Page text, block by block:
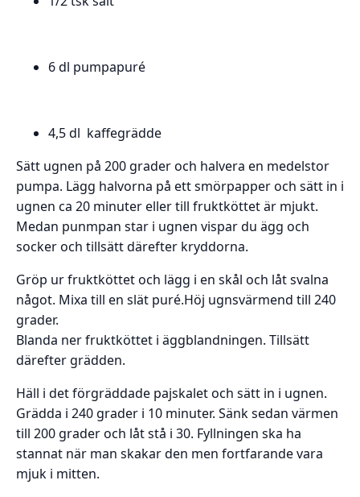
6 dl pumpapuré
4,5 dl kaffegrädde
Sätt ugnen på 200 grader och halvera en medelstor
pumpa. Lägg halvorna på ett smörpapper och sätt in i
ugnen ca 20 minuter eller till fruktköttet är mjukt.
Medan punmpan star i ugnen vispar du ägg och
socker och tillsätt därefter kryddorna.
Gröp ur fruktköttet och lägg i en skål och låt svalna
något. Mixa till en slät puré.Höj ugnsvärmend till 240
grader.
Blanda ner fruktköttet i äggblandningen. Tillsätt
därefter grädden.
Häll i det förgräddade pajskalet och sätt in i ugnen.
Grädda i 240 grader i 10 minuter. Sänk sedan värmen
till 200 grader och låt stå i 30. Fyllningen ska ha
stannat när man skakar den men fortfarande vara
mjuk i mitten.